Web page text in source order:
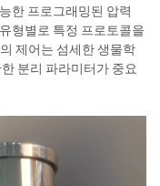
한 프로그래밍된 압력
형별로 특정 프로토콜을
제어는 섬세한 생물학
분리 파라미터가 중요